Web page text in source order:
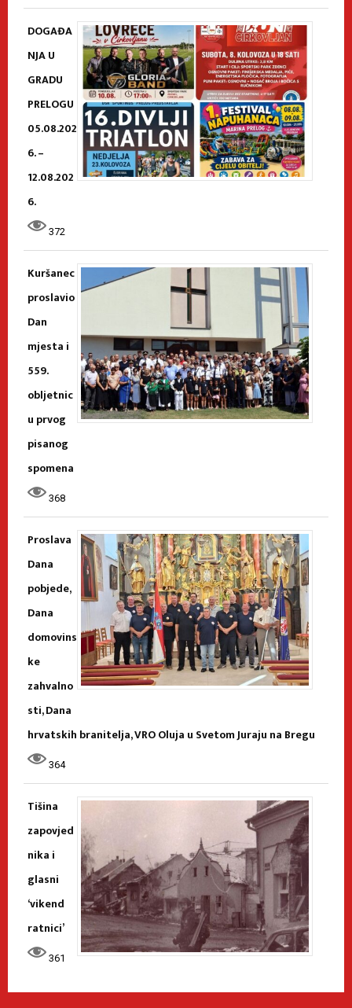
DOGAĐA
NJA U
GRADU
PRELOGU
05.08.202
6. –
12.08.202
6.
372
Kuršanec
proslavio
Dan
mjesta i
559.
obljetnic
u prvog
pisanog
spomena
368
Proslava
Dana
pobjede,
Dana
domovins
ke
zahvalno
sti, Dana
hrvatskih branitelja, VRO Oluja u Svetom Juraju na Bregu
364
Tišina
zapovjed
nika i
glasni
‘vikend
ratnici’
361